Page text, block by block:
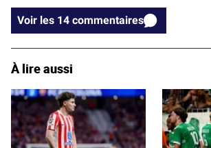
Voir les 14 commentaires
À lire aussi